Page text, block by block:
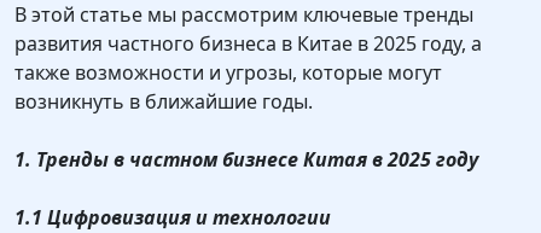
В этой статье мы рассмотрим ключевые тренды
развития частного бизнеса в Китае в 2025 году, а
также возможности и угрозы, которые могут
возникнуть в ближайшие годы.
1. Тренды в частном бизнесе Китая в 2025 году
1.1 Цифровизация и технологии